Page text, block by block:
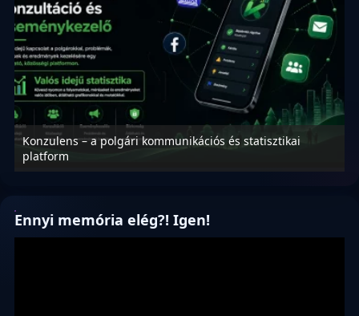
Konzulens – a polgári kommunikációs és statisztikai
platform
Ennyi memória elég?! Igen!